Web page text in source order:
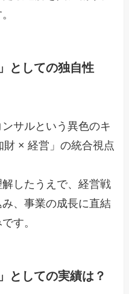
としての独自性
サルという異色のキ
× 経営」の統合視点
したうえで、経営戦
、事業の成長に直結
す。
としての実績は？